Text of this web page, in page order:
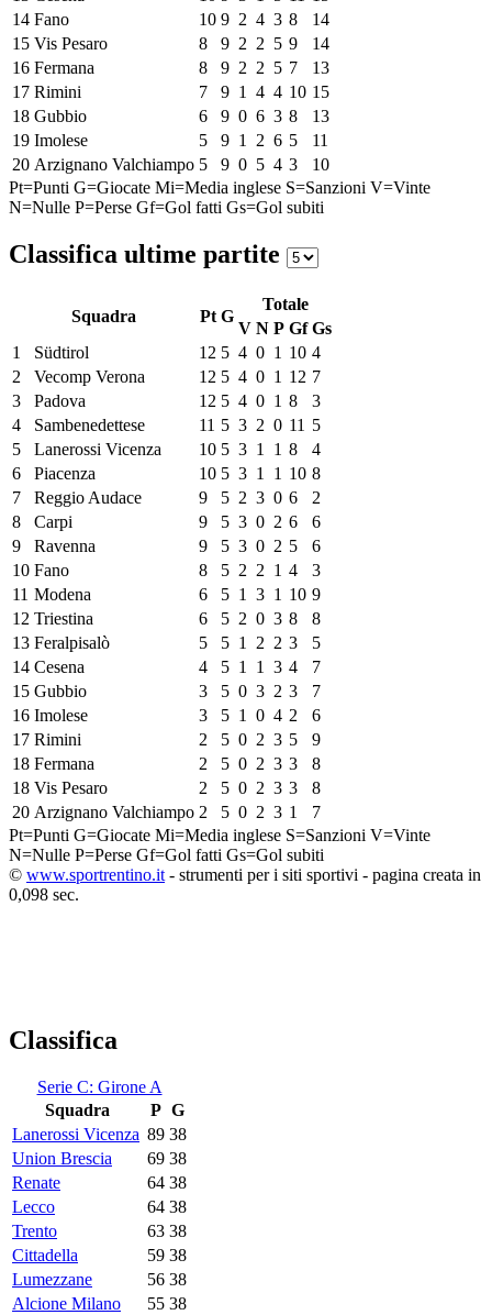
14 Fano 10 9 2 4 3 8
14
15 Vis Pesaro 8 9 2 2 5 9
14
16 Fermana 8 9 2 2 5 7
13
17 Rimini 7 9 1 4 4 10 15
18 Gubbio 6 9 0 6 3 8
13
19 Imolese 5 9 1 2 6 5
11
20 Arzignano Valchiampo 5 9 0 5 4 3
10
Pt=Punti G=Giocate Mi=Media inglese S=Sanzioni V=Vinte
N=Nulle P=Perse Gf=Gol fatti Gs=Gol subiti
Classifica ultime partite
Squadra Pt G
Totale
V N P Gf Gs
1
Südtirol 12 5 4 0 1 10 4
2
Vecomp Verona 12 5 4 0 1 12 7
3
Padova 12 5 4 0 1 8
3
4
Sambenedettese 11 5 3 2 0 11 5
5
Lanerossi Vicenza 10 5 3 1 1 8
4
6
Piacenza 10 5 3 1 1 10 8
7
Reggio Audace 9 5 2 3 0 6
2
8
Carpi 9 5 3 0 2 6
6
9
Ravenna 9 5 3 0 2 5
6
10 Fano 8 5 2 2 1 4
3
11 Modena 6 5 1 3 1 10 9
12 Triestina 6 5 2 0 3 8
8
13 Feralpisalò 5 5 1 2 2 3
5
14 Cesena 4 5 1 1 3 4
7
15 Gubbio 3 5 0 3 2 3
7
16 Imolese 3 5 1 0 4 2
6
17 Rimini 2 5 0 2 3 5
9
18 Fermana 2 5 0 2 3 3
8
18 Vis Pesaro 2 5 0 2 3 3
8
20 Arzignano Valchiampo 2 5 0 2 3 1
7
Pt=Punti G=Giocate Mi=Media inglese S=Sanzioni V=Vinte
N=Nulle P=Perse Gf=Gol fatti Gs=Gol subiti
© www.sportrentino.it - strumenti per i siti sportivi - pagina creata in
0,098 sec.
Classifica
Serie C: Girone A
Squadra
P G
Lanerossi Vicenza 89 38
Union Brescia
69 38
Renate
64 38
Lecco
64 38
Trento
63 38
Cittadella
59 38
Lumezzane
56 38
Alcione Milano
55 38